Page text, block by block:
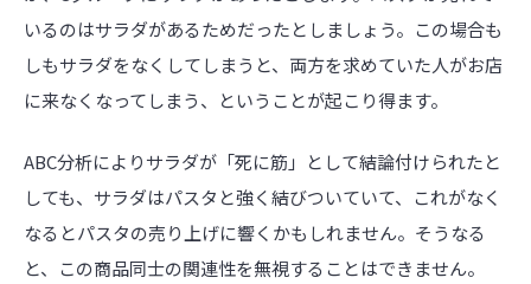
いるのはサラダがあるためだったとしましょう。この場合も
しもサラダをなくしてしまうと、両方を求めていた人がお店
に来なくなってしまう、ということが起こり得ます。
ABC分析によりサラダが「死に筋」として結論付けられたと
しても、サラダはパスタと強く結びついていて、これがなく
なるとパスタの売り上げに響くかもしれません。そうなる
と、この商品同士の関連性を無視することはできません。